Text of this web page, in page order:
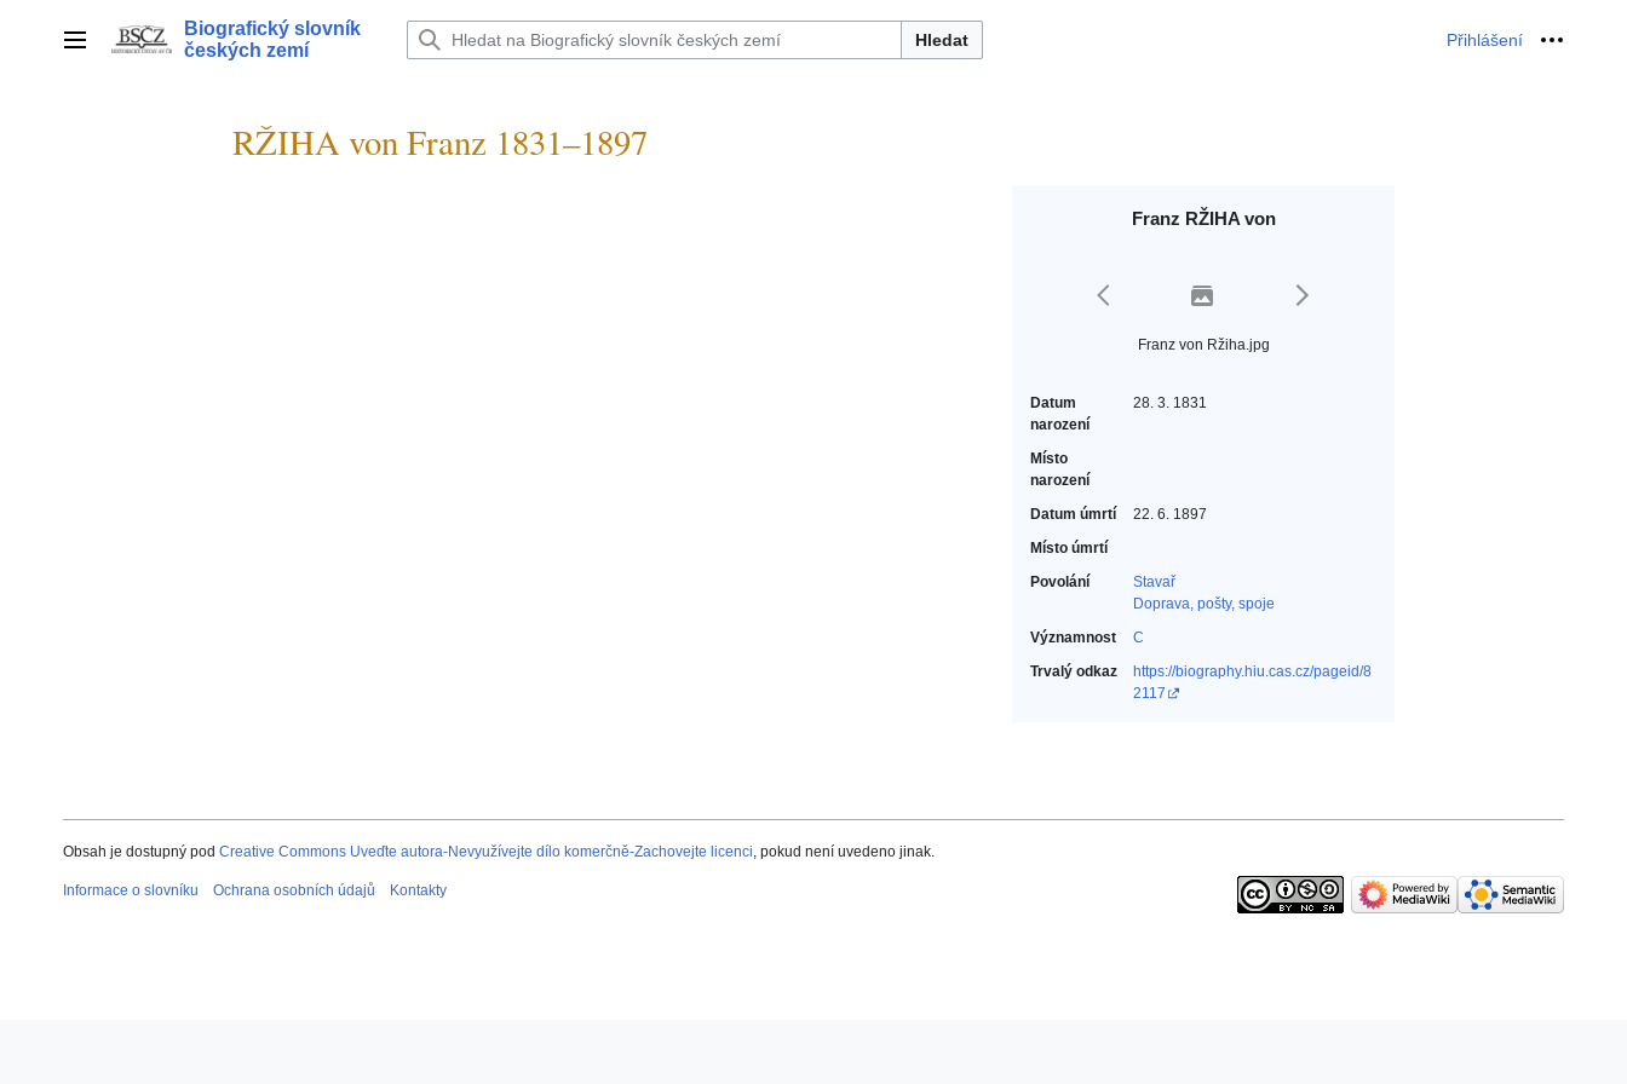
Hlavní menu
Biografický slovník
českých zemí
Hledat Přihlášení Osobní
RŽIHA von Franz 1831–1897
Franz RŽIHA von
Franz von Ržiha.jpg
Datum
narození
28. 3. 1831
Místo
narození
Datum úmrtí
22. 6. 1897
Místo úmrtí
Povolání
Stavař‎
Doprava, pošty, spoje‎
Významnost
C
Trvalý odkaz
https://biography.hiu.cas.cz/pageid/8
2117
Obsah je dostupný pod Creative Commons Uveďte autora-Nevyužívejte dílo komerčně-Zachovejte licenci, pokud není uvedeno jinak.
Informace o slovníku Ochrana osobních údajů Kontakty